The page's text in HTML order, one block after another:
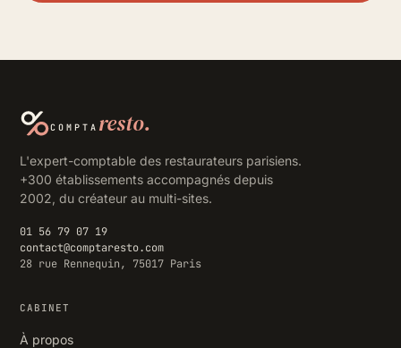
COMPTA resto.
L'expert-comptable des restaurateurs parisiens.
+300 établissements accompagnés depuis
2002, du créateur au multi-sites.
01 56 79 07 19
contact@comptaresto.com
28 rue Rennequin, 75017 Paris
CABINET
À propos